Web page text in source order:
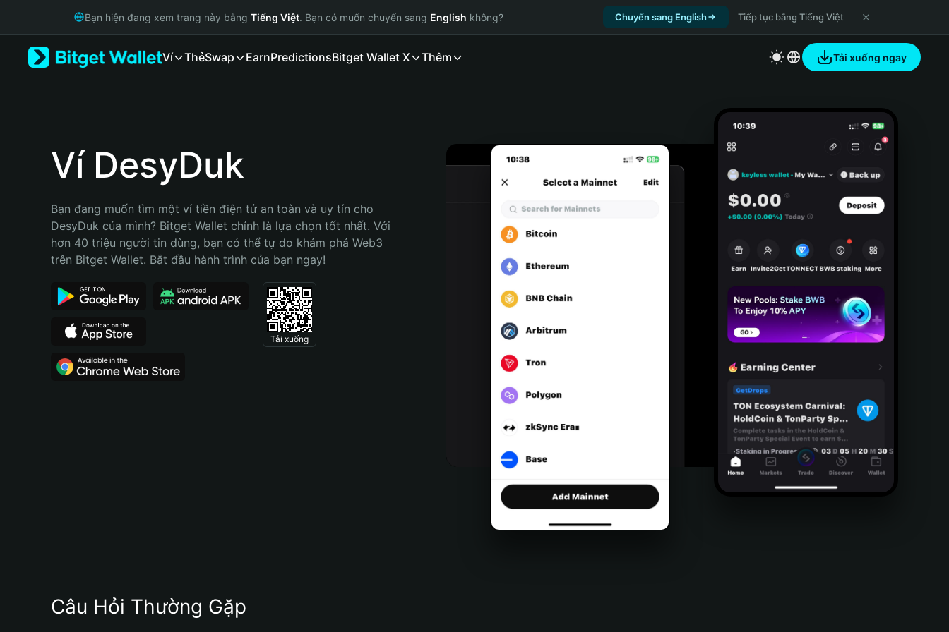
Русский
Bahasa Indonesia
Português (Brasil)
Bạn hiện đang xem trang này bằng Tiếng Việt. Bạn có muốn chuyển sang English không? Chuyển sang English Tiếp tục bằng Tiếng Việt
Ví ThẻSwap EarnPredictionsBitget Wallet X Thêm Tải xuống ngay
Ví DesyDuk
Bạn đang muốn tìm một ví tiền điện tử an toàn và uy tín cho
DesyDuk của mình? Bitget Wallet chính là lựa chọn tốt nhất. Với
hơn 40 triệu người tin dùng, bạn có thể tự do khám phá Web3
trên Bitget Wallet. Bắt đầu hành trình của bạn ngay!
Tải xuống
Câu Hỏi Thường Gặp